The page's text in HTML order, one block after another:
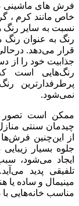
فرش های ماشینی
خاص مانند کرم ،
نسبت به سایر رنگ
رنگ به عنوان رنگ
قرار می‌دهد.
جذابیت خود را از
رنگ‌هایی است
پرطرفدارترین
نمی‌شود.
ممکن است تصور
چیدمان سنتی
از این‌چنین
جلوه بسیار
ایجاد می‌شود،
تلفیقی پدید
مینیمال و ساده یا
مناسب خانه‌هایی